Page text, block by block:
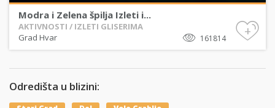
Modra i Zelena špilja Izleti i...
AKTIVNOSTI / IZLETI GLISERIMA
161814
Grad Hvar +
Odredišta u blizini: